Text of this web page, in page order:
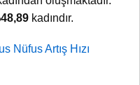
kadındır.
Nüfus Artış Hızı